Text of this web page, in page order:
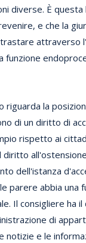
diverse. È questa
e che la
attraverso
funzione
riguarda la
di un diritto di
rispetto ai
diritto
dell'istanza
parere abbia una
Il consigliere ha
di
e le